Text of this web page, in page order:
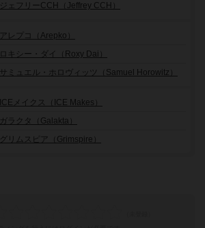
ジェフリーCCH（Jeffrey CCH）
アレプコ（Arepko）
ロキシー・ダイ（Roxy Dai）
サミュエル・ホロヴィッツ（Samuel Horowitz）
ICEメイクス（ICE Makes）
ガラクタ（Galakta）
グリムスピア（Grimspire）